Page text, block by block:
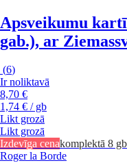
Apsveikumu
gab.), ar
(6)
Ir noliktavā
8,70 €
1,74 € / gb
Likt grozā
Likt grozā
Izdevīga cenakomplektā 8
Roger la Borde